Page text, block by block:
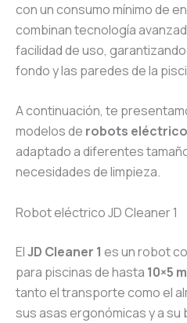
con un consumo mínimo de
combinan tecnología
facilidad de uso,
fondo y las paredes de la
A continuación, te
modelos de robots
adaptado a diferentes
necesidades de limpieza.
Robot eléctrico JD Cleaner 1
ElJD Cleaner 1 es un robot
para piscinas de hasta 10×5
tanto el transporte como el
sus asas ergonómicas y a